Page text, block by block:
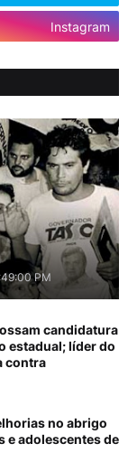
Instagram
PM
candidatura
estadual; líder do
contra
no abrigo
e adolescentes de